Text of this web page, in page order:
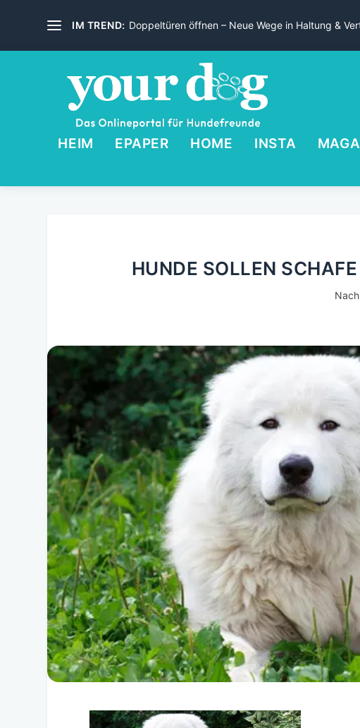
IM TREND: Doppeltüren öffnen – Neue Wege in Haltung &
HEIM EPAPER HOME INSTA
HUNDE SOLLEN